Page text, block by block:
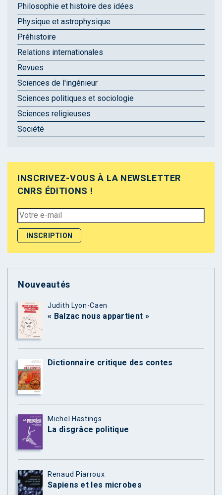
Philosophie et histoire des idées
Physique et astrophysique
Préhistoire
Relations internationales
Revues
Sciences de l'ingénieur
Sciences politiques et sociologie
Sciences religieuses
Société
INSCRIVEZ-VOUS À LA NEWSLETTER
CNRS ÉDITIONS !
Nouveautés
Judith Lyon-Caen
« Balzac nous appartient »
Dictionnaire critique des contes
Michel Hastings
La disgrâce politique
Renaud Piarroux
Sapiens et les microbes